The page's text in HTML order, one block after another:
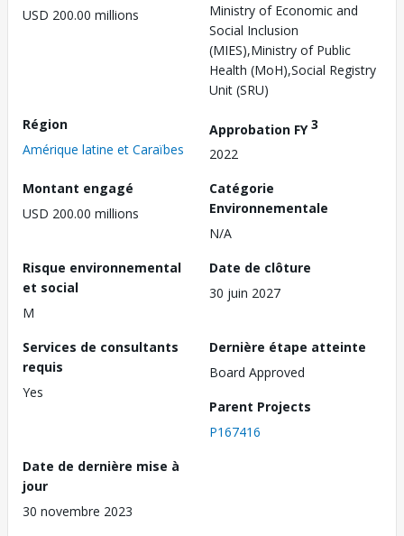
USD 200.00 millions
Ministry of Economic and
Social Inclusion
(MIES),Ministry of Public
Health (MoH),Social Registry
Unit (SRU)
Région
Amérique latine et Caraïbes
Approbation FY3
2022
Montant engagé
USD 200.00 millions
Catégorie
Environnementale
N/A
Risque environnemental
et social
M
Date de clôture
30 juin 2027
Services de consultants
requis
Yes
Dernière étape atteinte
Board Approved
Parent Projects
P167416
Date de dernière mise à
jour
30 novembre 2023